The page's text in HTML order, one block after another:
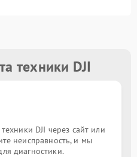
техники DJI
DJI через сайт или
неисправность, и мы
диагностики.